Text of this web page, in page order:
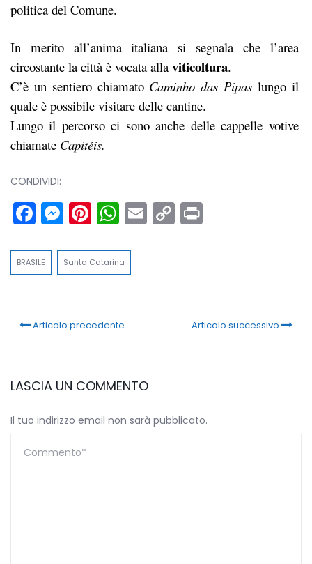
politica del Comune.
In merito all’anima italiana si segnala che l’area
circostante la città è vocata alla viticoltura.
C’è un sentiero chiamato Caminho das Pipas lungo il
quale è possibile visitare delle cantine.
Lungo il percorso ci sono anche delle cappelle votive
chiamate Capitéis.
CONDIVIDI:
Facebook
Messenger
Pinterest
WhatsApp
Email
Copy
BRASILE Santa Catarina
Articolo precedente Articolo successivo
LASCIA UN COMMENTO
Il tuo indirizzo email non sarà pubblicato.